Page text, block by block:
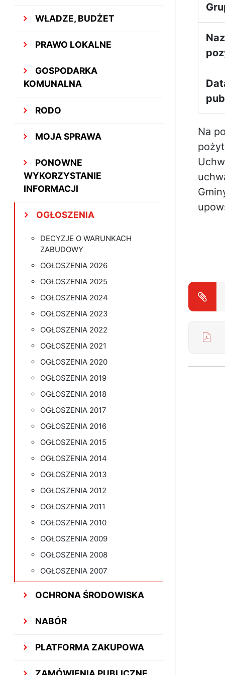
WŁADZE, BUDŻET
PRAWO LOKALNE
GOSPODARKA
KOMUNALNA
RODO
MOJA SPRAWA
PONOWNE
WYKORZYSTANIE
INFORMACJI
OGŁOSZENIA
DECYZJE O WARUNKACH
ZABUDOWY
OGŁOSZENIA 2026
OGŁOSZENIA 2025
OGŁOSZENIA 2024
OGŁOSZENIA 2023
OGŁOSZENIA 2022
OGŁOSZENIA 2021
OGŁOSZENIA 2020
OGŁOSZENIA 2019
OGŁOSZENIA 2018
OGŁOSZENIA 2017
OGŁOSZENIA 2016
OGŁOSZENIA 2015
OGŁOSZENIA 2014
OGŁOSZENIA 2013
OGŁOSZENIA 2012
OGŁOSZENIA 2011
OGŁOSZENIA 2010
OGŁOSZENIA 2009
OGŁOSZENIA 2008
OGŁOSZENIA 2007
OCHRONA ŚRODOWISKA
NABÓR
PLATFORMA ZAKUPOWA
Na